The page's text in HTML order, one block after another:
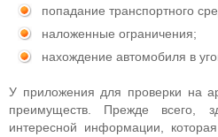
попадание транспортного
наложенные ограничения;
нахождение автомобиля в
У приложения для проверки на
преимуществ. Прежде всего,
интересной информации,